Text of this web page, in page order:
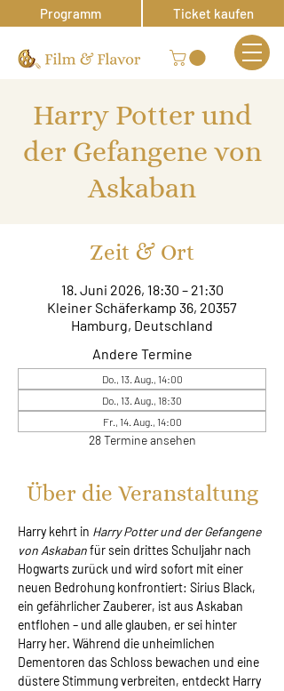
Programm Ticket kaufen
Harry Potter und
der Gefangene von
Askaban
Zeit & Ort
18. Juni 2026, 18:30 – 21:30
Kleiner Schäferkamp 36, 20357
Hamburg, Deutschland
Andere Termine
Do., 13. Aug., 14:00
Do., 13. Aug., 18:30
Fr., 14. Aug., 14:00
28 Termine ansehen
Über die Veranstaltung
Harry kehrt in Harry Potter und der Gefangene
von Askaban für sein drittes Schuljahr nach
Hogwarts zurück und wird sofort mit einer
neuen Bedrohung konfrontiert: Sirius Black,
ein gefährlicher Zauberer, ist aus Askaban
entflohen – und alle glauben, er sei hinter
Harry her. Während die unheimlichen
Dementoren das Schloss bewachen und eine
düstere Stimmung verbreiten, entdeckt Harry